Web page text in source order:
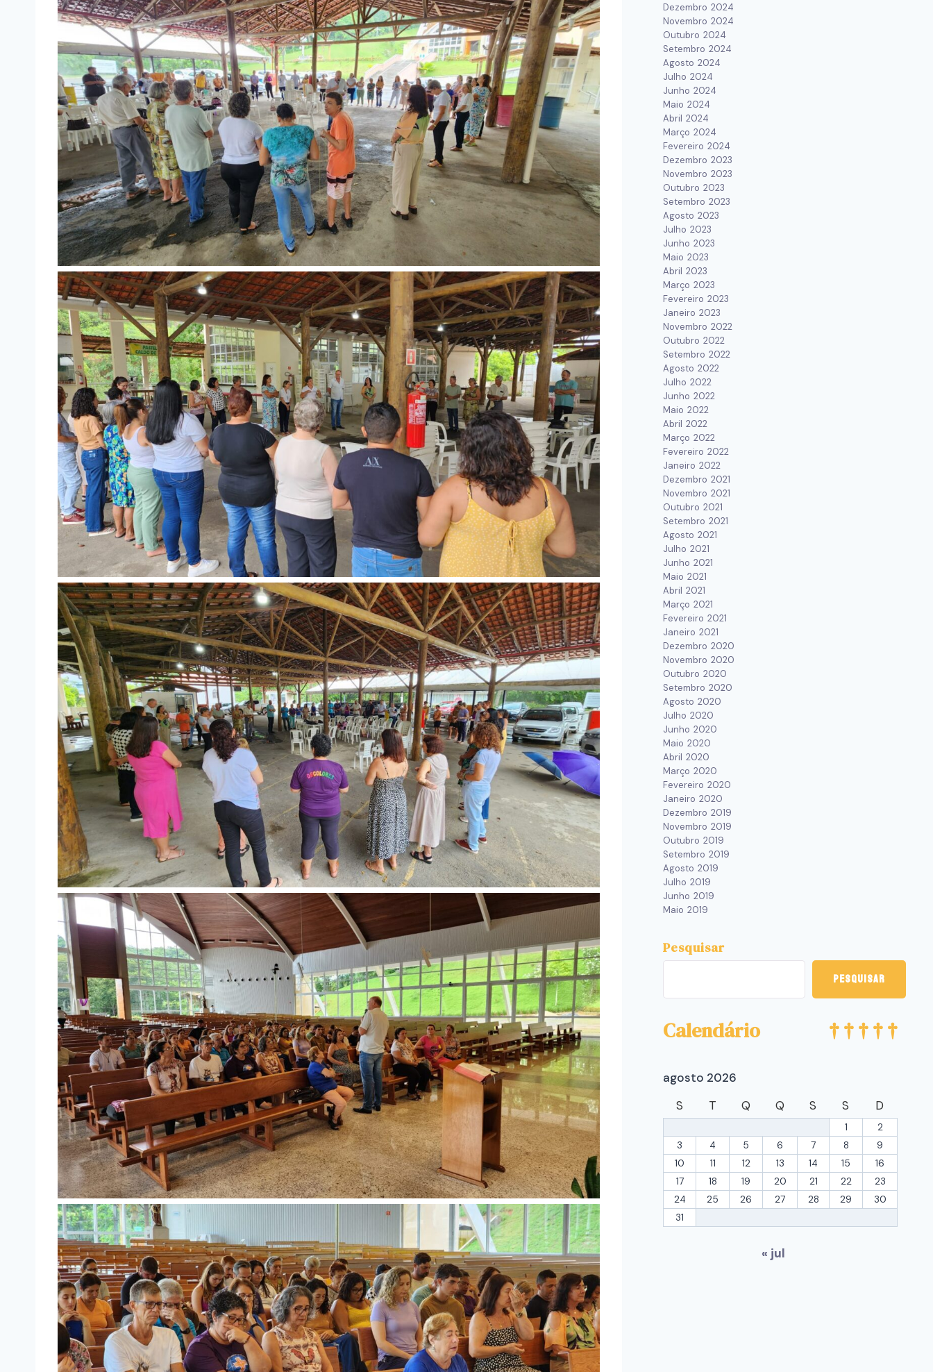
Dezembro 2024
Novembro 2024
Outubro 2024
Setembro 2024
Agosto 2024
Julho 2024
Junho 2024
Maio 2024
Abril 2024
Março 2024
Fevereiro 2024
Dezembro 2023
Novembro 2023
Outubro 2023
Setembro 2023
Agosto 2023
Julho 2023
Junho 2023
Maio 2023
Abril 2023
Março 2023
Fevereiro 2023
Janeiro 2023
Novembro 2022
Outubro 2022
Setembro 2022
Agosto 2022
Julho 2022
Junho 2022
Maio 2022
Abril 2022
Março 2022
Fevereiro 2022
Janeiro 2022
Dezembro 2021
Novembro 2021
Outubro 2021
Setembro 2021
Agosto 2021
Julho 2021
Junho 2021
Maio 2021
Abril 2021
Março 2021
Fevereiro 2021
Janeiro 2021
Dezembro 2020
Novembro 2020
Outubro 2020
Setembro 2020
Agosto 2020
Julho 2020
Junho 2020
Maio 2020
Abril 2020
Março 2020
Fevereiro 2020
Janeiro 2020
Dezembro 2019
Novembro 2019
Outubro 2019
Setembro 2019
Agosto 2019
Julho 2019
Junho 2019
Maio 2019
Pesquisar
Pesquisar
Calendário
agosto 2026
S
T Q Q S S D
1
2
3
4 5 6 7 8
9
10
11 12 13 14 15
16
17
18 19 20 21 22
23
24
25 26 27 28 29
30
31
« jul